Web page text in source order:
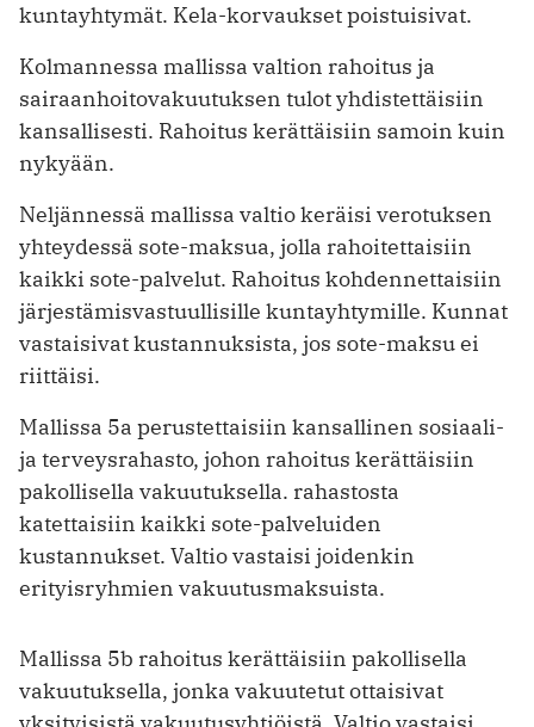
kuntayhtymät. Kela-korvaukset poistuisivat.
Kolmannessa mallissa valtion rahoitus ja
sairaanhoitovakuutuksen tulot yhdistettäisiin
kansallisesti. Rahoitus kerättäisiin samoin kuin
nykyään.
Neljännessä mallissa valtio keräisi verotuksen
yhteydessä sote-maksua, jolla rahoitettaisiin
kaikki sote-palvelut. Rahoitus kohdennettaisiin
järjestämisvastuullisille kuntayhtymille. Kunnat
vastaisivat kustannuksista, jos sote-maksu ei
riittäisi.
Mallissa 5a perustettaisiin kansallinen sosiaali-
ja terveysrahasto, johon rahoitus kerättäisiin
pakollisella vakuutuksella. rahastosta
katettaisiin kaikki sote-palveluiden
kustannukset. Valtio vastaisi joidenkin
erityisryhmien vakuutusmaksuista.
Mallissa 5b rahoitus kerättäisiin pakollisella
vakuutuksella, jonka vakuutetut ottaisivat